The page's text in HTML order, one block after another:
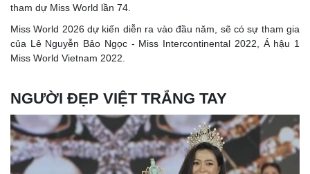
tham dự Miss World lần 74.
Miss World 2026 dự kiến diễn ra vào đầu năm, sẽ có sự tham gia
của Lê Nguyễn Bảo Ngọc - Miss Intercontinental 2022, Á hậu 1
Miss World Vietnam 2022.
NGƯỜI ĐẸP VIỆT TRẮNG TAY